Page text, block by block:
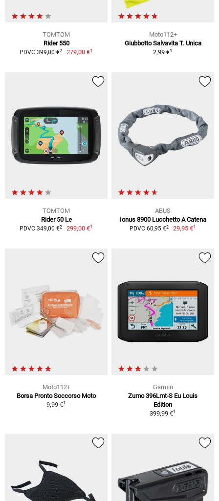
TOMTOM
Rider 550
PDVC 399,00 €2 279,00 €1
Moto112+
Giubbotto Salvavita T. Unica
2,99 €1
TOMTOM
Rider 50 Le
PDVC 349,00 €2 299,00 €1
ABUS
Ionus 8900 Lucchetto A Catena
PDVC 60,95 €2 29,95 €1
Moto112+
Borsa Pronto Soccorso Moto
9,99 €1
Garmin
Zumo 396Lmt-S Eu Louis
Edition
399,99 €1